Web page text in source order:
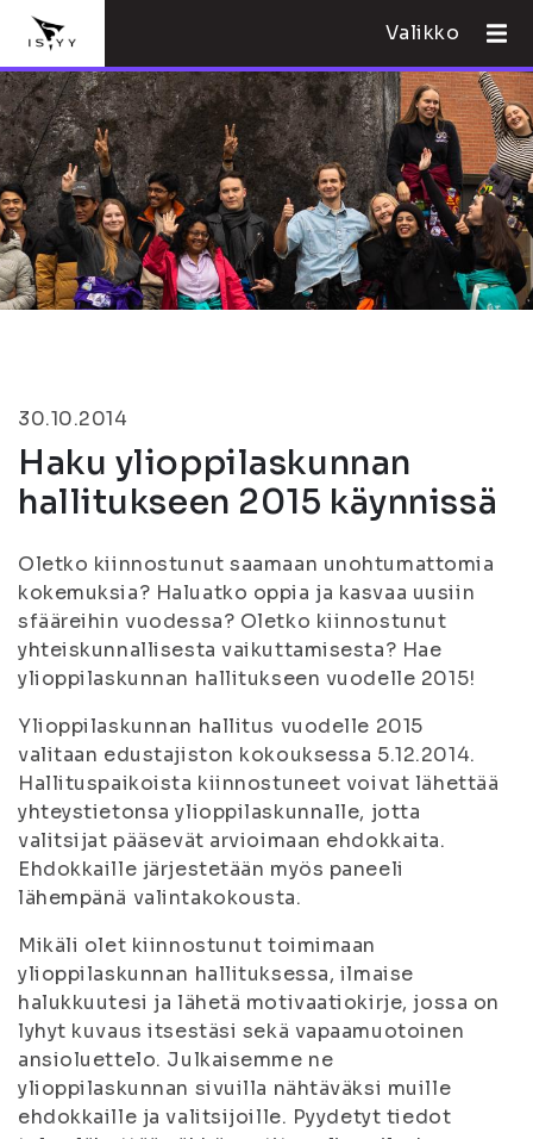
Valikko
30.10.2014
Haku ylioppilaskunnan
hallitukseen 2015 käynnissä
Oletko kiinnostunut saamaan unohtumattomia
kokemuksia? Haluatko oppia ja kasvaa uusiin
sfääreihin vuodessa? Oletko kiinnostunut
yhteiskunnallisesta vaikuttamisesta? Hae
ylioppilaskunnan hallitukseen vuodelle 2015!
Ylioppilaskunnan hallitus vuodelle 2015
valitaan edustajiston kokouksessa 5.12.2014.
Hallituspaikoista kiinnostuneet voivat lähettää
yhteystietonsa ylioppilaskunnalle, jotta
valitsijat pääsevät arvioimaan ehdokkaita.
Ehdokkaille järjestetään myös paneeli
lähempänä valintakokousta.
Mikäli olet kiinnostunut toimimaan
ylioppilaskunnan hallituksessa, ilmaise
halukkuutesi ja lähetä motivaatiokirje, jossa on
lyhyt kuvaus itsestäsi sekä vapaamuotoinen
ansioluettelo. Julkaisemme ne
ylioppilaskunnan sivuilla nähtäväksi muille
ehdokkaille ja valitsijoille. Pyydetyt tiedot